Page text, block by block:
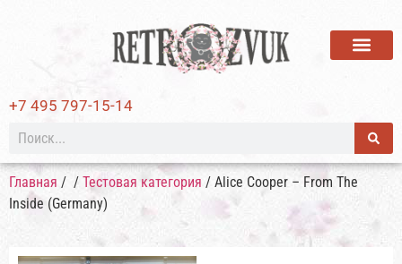
+7 495 797-15-14
Главная / / Тестовая категория / Alice Cooper – From The
Inside (Germany)